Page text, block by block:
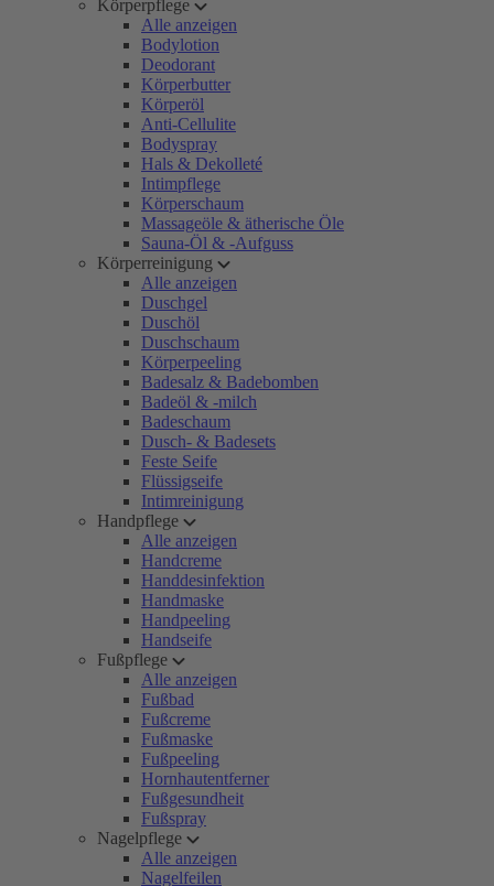
Körperpflege
Alle anzeigen
Bodylotion
Deodorant
Körperbutter
Körperöl
Anti-Cellulite
Bodyspray
Hals & Dekolleté
Intimpflege
Körperschaum
Massageöle & ätherische Öle
Sauna-Öl & -Aufguss
Körperreinigung
Alle anzeigen
Duschgel
Duschöl
Duschschaum
Körperpeeling
Badesalz & Badebomben
Badeöl & -milch
Badeschaum
Dusch- & Badesets
Feste Seife
Flüssigseife
Intimreinigung
Handpflege
Alle anzeigen
Handcreme
Handdesinfektion
Handmaske
Handpeeling
Handseife
Fußpflege
Alle anzeigen
Fußbad
Fußcreme
Fußmaske
Fußpeeling
Hornhautentferner
Fußgesundheit
Fußspray
Nagelpflege
Alle anzeigen
Nagelfeilen